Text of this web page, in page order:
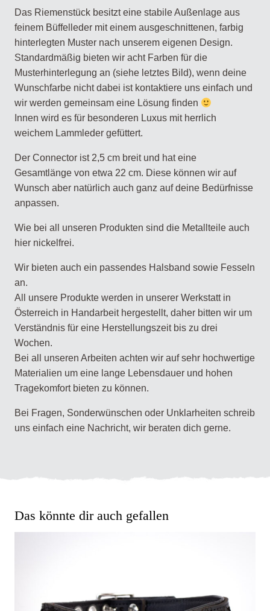
Das Riemenstück besitzt eine stabile Außenlage aus
feinem Büffelleder mit einem ausgeschnittenen, farbig
hinterlegten Muster nach unserem eigenen Design.
Standardmäßig bieten wir acht Farben für die
Musterhinterlegung an (siehe letztes Bild), wenn deine
Wunschfarbe nicht dabei ist kontaktiere uns einfach und
wir werden gemeinsam eine Lösung finden
Innen wird es für besonderen Luxus mit herrlich
weichem Lammleder gefüttert.
Der Connector ist 2,5 cm breit und hat eine
Gesamtlänge von etwa 22 cm. Diese können wir auf
Wunsch aber natürlich auch ganz auf deine Bedürfnisse
anpassen.
Wie bei all unseren Produkten sind die Metallteile auch
hier nickelfrei.
Wir bieten auch ein passendes Halsband sowie Fesseln
an.
All unsere Produkte werden in unserer Werkstatt in
Österreich in Handarbeit hergestellt, daher bitten wir um
Verständnis für eine Herstellungszeit bis zu drei
Wochen.
Bei all unseren Arbeiten achten wir auf sehr hochwertige
Materialien um eine lange Lebensdauer und hohen
Tragekomfort bieten zu können.
Bei Fragen, Sonderwünschen oder Unklarheiten schreib
uns einfach eine Nachricht, wir beraten dich gerne.
Das könnte dir auch gefallen